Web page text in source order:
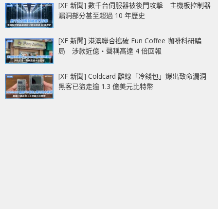
[XF 新聞] 數千台伺服器被後門攻擊 主機板控制器
漏洞部分甚至超過 10 年歷史
[XF 新聞] 港澳聯合搗破 Fun Coffee 咖啡科研騙
局 涉款近億‧聲稱高達 4 倍回報
[XF 新聞] Coldcard 離線「冷錢包」爆出致命漏洞
黑客已盜走逾 1.3 億美元比特幣